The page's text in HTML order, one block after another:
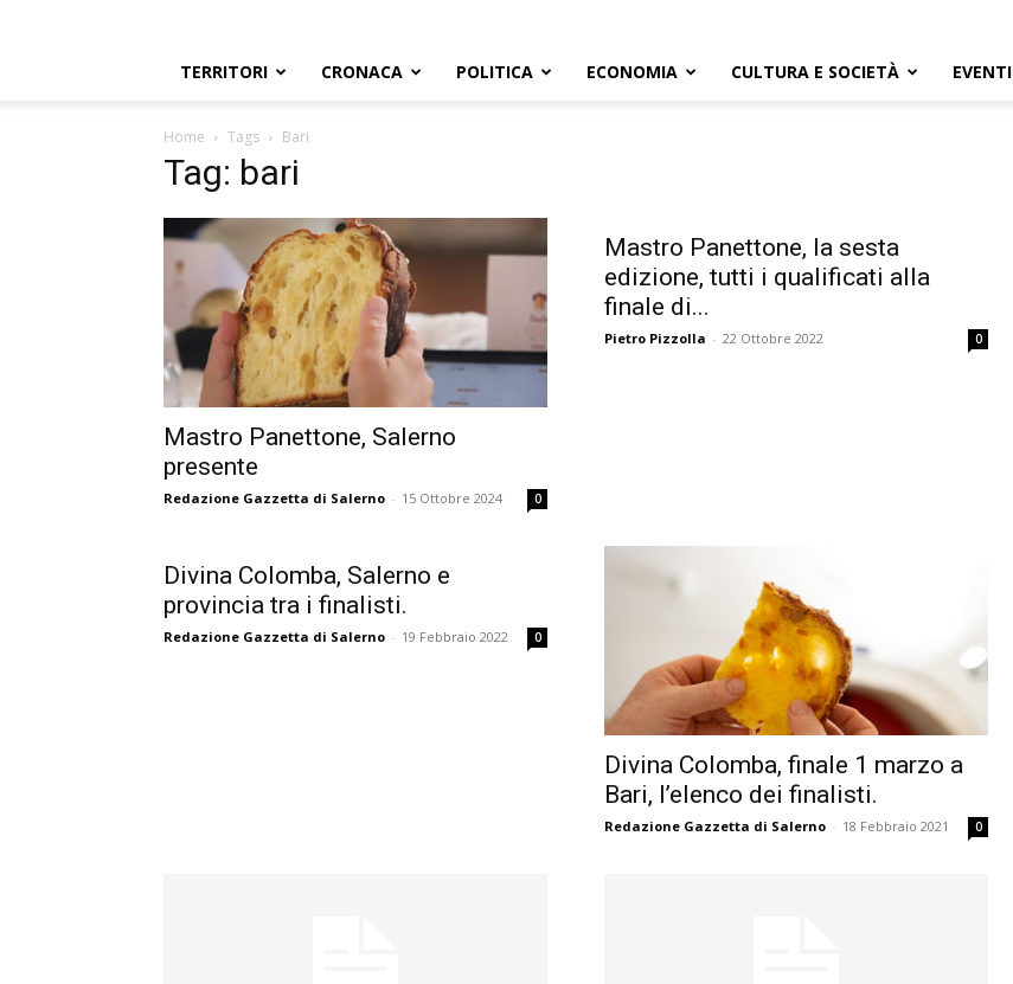
TERRITORI CRONACA POLITICA ECONOMIA CULTURA E SOCIETÀ EVENTI
Home Tags Bari
Tag: bari
Mastro Panettone, Salerno
presente
Redazione Gazzetta di Salerno - 15 Ottobre 2024 0
Mastro Panettone, la sesta
edizione, tutti i qualificati alla
finale di...
Pietro Pizzolla - 22 Ottobre 2022 0
Divina Colomba, Salerno e
provincia tra i finalisti.
Redazione Gazzetta di Salerno - 19 Febbraio 2022 0
Divina Colomba, finale 1 marzo a
Bari, l’elenco dei finalisti.
Redazione Gazzetta di Salerno - 18 Febbraio 2021 0